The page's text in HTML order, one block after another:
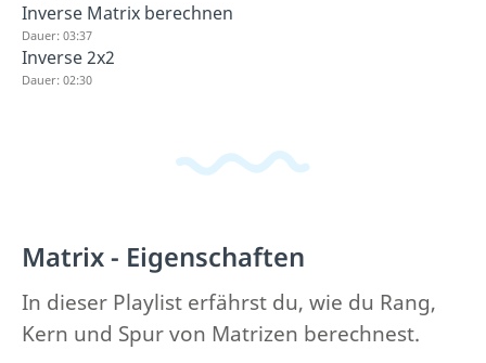
Inverse Matrix berechnen
Dauer: 03:37
Inverse 2x2
Dauer: 02:30
Matrix - Eigenschaften
In dieser Playlist erfährst du, wie du Rang,
Kern und Spur von Matrizen berechnest.